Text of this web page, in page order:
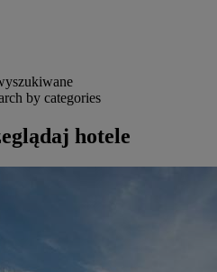
by categories
hotele